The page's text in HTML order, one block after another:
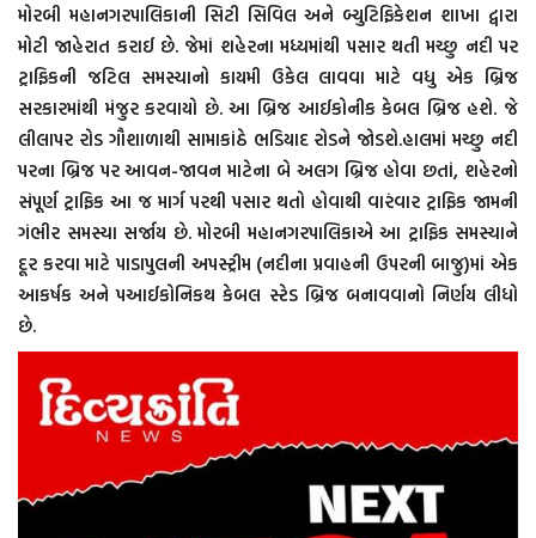
મોરબી મહાનગરપાલિકાની સિટી સિવિલ અને બ્યુટિફિકેશન શાખા દ્વારા
મોટી જાહેરાત કરાઈ છે. જેમાં શહેરના મધ્યમાંથી પસાર થતી મચ્છુ નદી પર
ટ્રાફિકની જટિલ સમસ્યાનો કાયમી ઉકેલ લાવવા માટે વધુ એક બ્રિજ
સરકારમાંથી મંજુર કરવાયો છે. આ બ્રિજ આઈકોનીક કેબલ બ્રિજ હશે. જે
લીલાપર રોડ ગૌશાળાથી સામાકાંઠે ભડિયાદ રોડને જોડશે.હાલમાં મચ્છુ નદી
પરના બ્રિજ પર આવન-જાવન માટેના બે અલગ બ્રિજ હોવા છતાં, શહેરનો
સંપૂર્ણ ટ્રાફિક આ જ માર્ગ પરથી પસાર થતો હોવાથી વારંવાર ટ્રાફિક જામની
ગંભીર સમસ્યા સર્જાય છે. મોરબી મહાનગરપાલિકાએ આ ટ્રાફિક સમસ્યાને
દૂર કરવા માટે પાડાપુલની અપસ્ટ્રીમ (નદીના પ્રવાહની ઉપરની બાજુ)માં એક
આકર્ષક અને પઆઈકોનિકથ કેબલ સ્ટેડ બ્રિજ બનાવવાનો નિર્ણય લીધો
છે.